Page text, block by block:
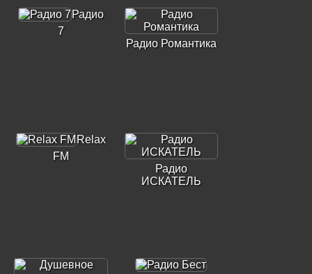
Радио
7
Радио Романтика
Relax
FM
Радио
ИСКАТЕЛЬ